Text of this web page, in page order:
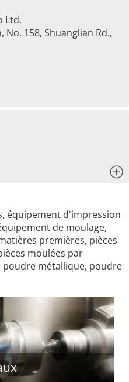
Ltd.
No. 158, Shuanglian Rd.,
équipement d'impression
de moulage,
premières, pièces
moulées par
métallique, poudre